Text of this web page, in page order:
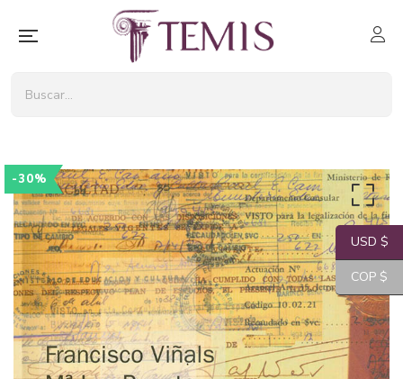
-30%
USD $
COP $